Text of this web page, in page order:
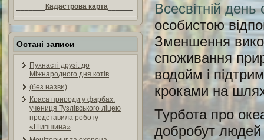
Кадастрова карта
Остані записи
Пухнасті друзі: до
Міжнародного дня котів
(без назви)
Краса природи у фарбах:
учениця Тузлівського ліцею
представила роботу
«Шипшина»
Всесвітній день
особистою
Зменшення
споживання
водойм і
кроками на
Турбота про
добробут людей